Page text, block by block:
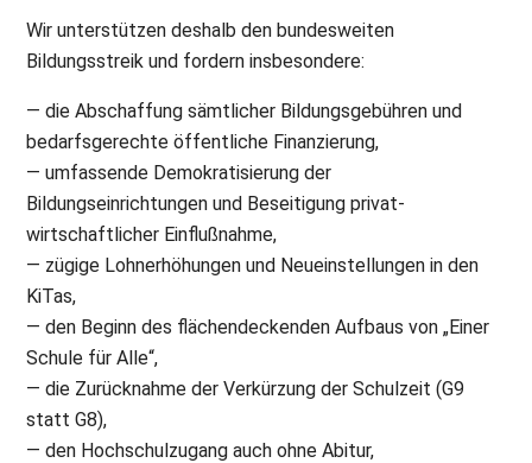
Wir unterstützen deshalb den bundesweiten
Bildungsstreik und fordern insbesondere:
— die Abschaffung sämtlicher Bildungsgebühren und
bedarfsgerechte öffentliche Finanzierung,
— umfassende Demokratisierung der
Bildungseinrichtungen und Beseitigung privat-
wirtschaftlicher Einflußnahme,
— zügige Lohnerhöhungen und Neueinstellungen in den
KiTas,
— den Beginn des flächendeckenden Aufbaus von „Einer
Schule für Alle“,
— die Zurücknahme der Verkürzung der Schulzeit (G9
statt G8),
— den Hochschulzugang auch ohne Abitur,